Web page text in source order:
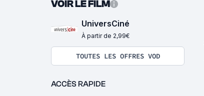
VOIR LE FILM
UniversCiné
À partir de 2,99€
TOUTES LES OFFRES VOD
ACCÈS RAPIDE